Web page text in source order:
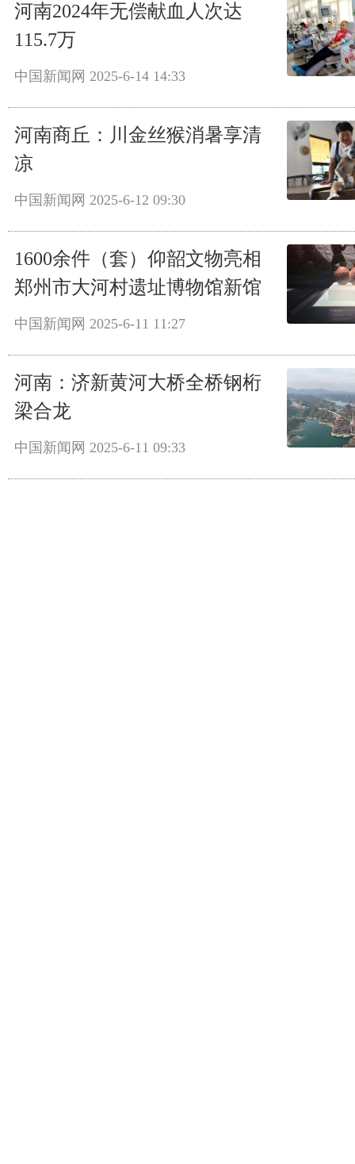
河南2024年无偿献血人次达
115.7万
中国新闻网 2025-6-14 14:33
河南商丘：川金丝猴消暑享清
凉
中国新闻网 2025-6-12 09:30
1600余件（套）仰韶文物亮相
郑州市大河村遗址博物馆新馆
中国新闻网 2025-6-11 11:27
河南：济新黄河大桥全桥钢桁
梁合龙
中国新闻网 2025-6-11 09:33